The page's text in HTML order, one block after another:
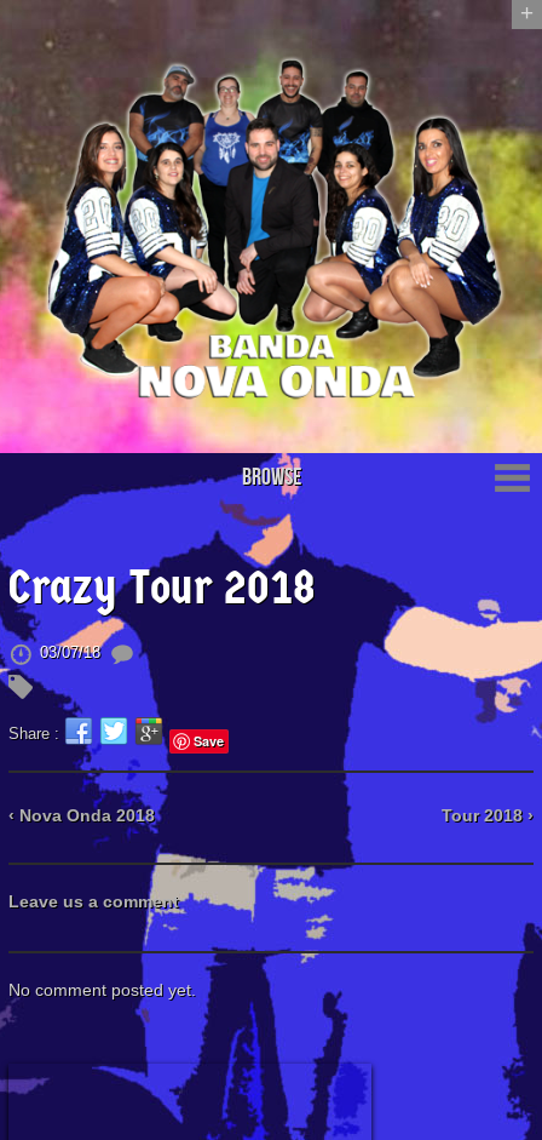
+
Browse
Crazy Tour 2018
03/07/18
Share : Save
‹ Nova Onda 2018 Tour 2018 ›
Leave us a comment
No comment posted yet.